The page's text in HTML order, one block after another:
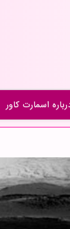
اسمارت كاور